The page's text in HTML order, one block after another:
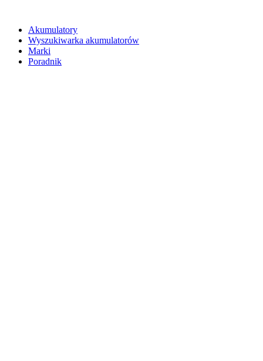
Akumulatory
Wyszukiwarka akumulatorów
Marki
Poradnik